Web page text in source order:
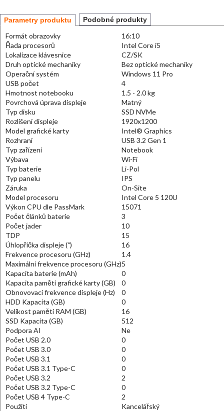
Parametry produktu Podobné produkty
Formát obrazovky
16:10
Řada procesorů
Intel Core i5
Lokalizace klávesnice
CZ/SK
Druh optické mechaniky
Bez optické mechaniky
Operační systém
Windows 11 Pro
USB počet
4
Hmotnost notebooku
1.5 - 2.0 kg
Povrchová úprava displeje
Matný
Typ disku
SSD NVMe
Rozlišení displeje
1920x1200
Model grafické karty
Intel® Graphics
Rozhraní
USB 3.2 Gen 1
Typ zařízení
Notebook
Výbava
Wi-Fi
Typ baterie
Li-Pol
Typ panelu
IPS
Záruka
On-Site
Model procesoru
Intel Core 5 120U
Výkon CPU dle PassMark
15071
Počet článků baterie
3
Počet jader
10
TDP
15
Úhlopříčka displeje (")
16
Frekvence procesoru (GHz)
1.4
Maximální frekvence procesoru (GHz)5
Kapacita baterie (mAh)
0
Kapacita paměti grafické karty (GB)
0
Obnovovací frekvence displeje (Hz)
0
HDD Kapacita (GB)
0
Velikost paměti RAM (GB)
16
SSD Kapacita (GB)
512
Podpora AI
Ne
Počet USB 2.0
0
Počet USB 3.0
0
Počet USB 3.1
0
Počet USB 3.1 Type-C
0
Počet USB 3.2
2
Počet USB 3.2 Type-C
0
Počet USB 4 Type-C
2
Použití
Kancelářský